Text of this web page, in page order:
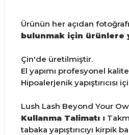
Ürünün her açıdan
bulunmak için ürünlere
Çin'de üretilmiştir.
El yapımı profesyonel kalite
Hipoalerjenik yapıştırıcısı
Lush Lash Beyond Your
Kullanma Talimatı :
tabaka yapıştırıcıyı